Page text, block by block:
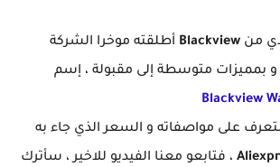
من Blackview أطلقته موخرا الشركة
بمميزات متوسطة إلى مقبولة ، إسم
Blackview
على مواصفاته و السعر الذي جاء به
، فتابعو معنا الفيديو للاخير ، سأترك